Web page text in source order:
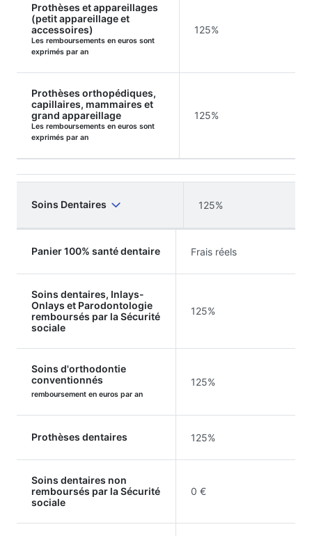
Prothèses et appareillages
(petit appareillage et
accessoires)
Les remboursements en euros sont
exprimés par an
125%
Prothèses orthopédiques,
capillaires, mammaires et
grand appareillage
Les remboursements en euros sont
exprimés par an
125%
Soins Dentaires 125%
Panier 100% santé dentaire Frais réels
Soins dentaires, Inlays-
Onlays et Parodontologie
remboursés par la Sécurité
sociale
125%
Soins d'orthodontie
conventionnés
remboursement en euros par an
125%
Prothèses dentaires 125%
Soins dentaires non
remboursés par la Sécurité
sociale
0 €